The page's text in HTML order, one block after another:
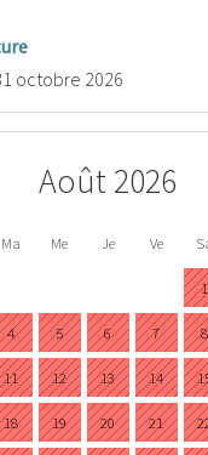
octobre 2026
Août 2026
Ma Me Je Ve
1
4 5 6 7 8
11 12 13 14
18 19 20 21